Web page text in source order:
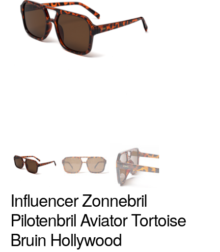
Influencer Zonnebril
Pilotenbril Aviator Tortoise
Bruin Hollywood